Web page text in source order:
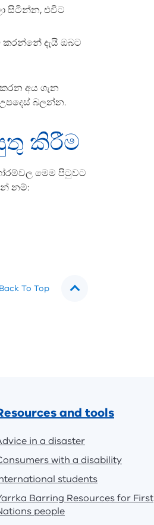
සිටින්න, එවිට
දැයි ඔබට
අය ගැන
බලන්න.
කිරීම
මෙම පිටුවට
නම්:
Back To Top
and tools
in a disaster
with a disability
students
Barring Resources for First
people